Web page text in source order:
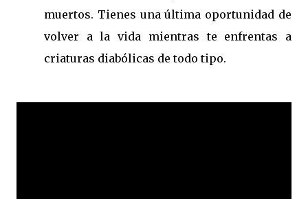
muertos. Tienes una última oportunidad de
volver a la vida mientras te enfrentas a
criaturas diabólicas de todo tipo.